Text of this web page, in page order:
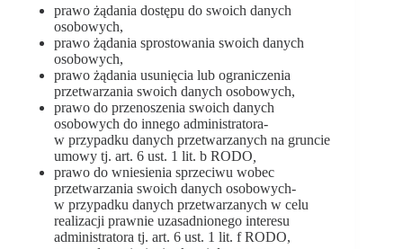
prawo żądania dostępu do swoich danych
osobowych,
prawo żądania sprostowania swoich danych
osobowych,
prawo żądania usunięcia lub ograniczenia
przetwarzania swoich danych osobowych,
prawo do przenoszenia swoich danych
osobowych do innego administratora-
w przypadku danych przetwarzanych na gruncie
umowy tj. art. 6 ust. 1 lit. b RODO
prawo do wniesienia sprzeciwu wobec
przetwarzania swoich danych osobowych-
w przypadku danych przetwarzanych w celu
realizacji prawnie uzasadnionego interesu
administratora tj. art. 6 ust. 1 lit. f RODO,